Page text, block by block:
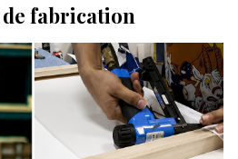
fabrication